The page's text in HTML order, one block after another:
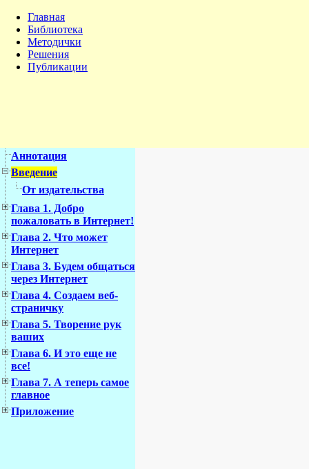
Главная
Библиотека
Методички
Решения
Публикации
Аннотация
Введение
От издательства
Глава 1. Добро
пожаловать в Интернет!
Глава 2. Что может
Интернет
Глава 3. Будем общаться
через Интернет
Глава 4. Создаем веб-
страничку
Глава 5. Творение рук
ваших
Глава 6. И это еще не
все!
Глава 7. А теперь самое
главное
Приложение